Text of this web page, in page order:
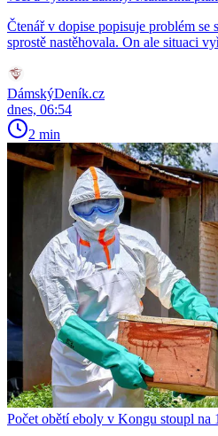
Čtenář v dopise popisuje problém se
sprostě nastěhovala. On ale situaci
DámskýDeník.cz
dnes, 06:54
2 min
Počet obětí eboly v Kongu stoupl na